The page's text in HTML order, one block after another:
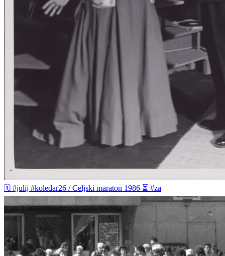
🗓️ #julij #koledar26 / Celjski maraton 1986 ⏳ #za